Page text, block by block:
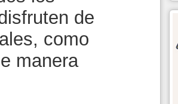
de
como
manera